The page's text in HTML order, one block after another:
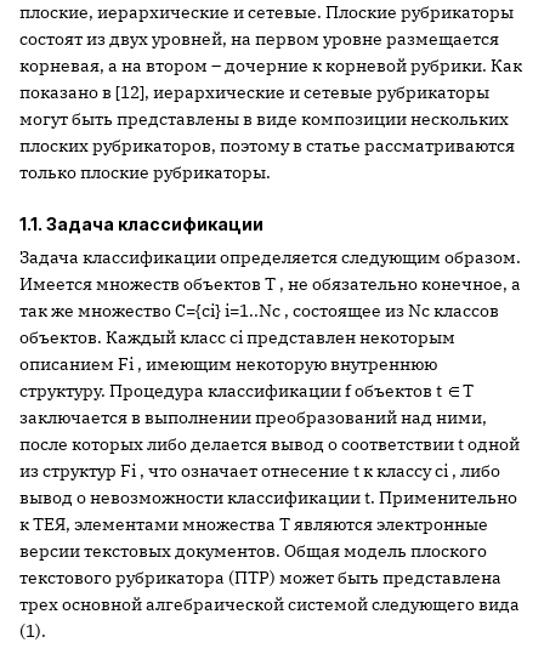
плоские, иерархические и сетевые. Плоские рубрикаторы
состоят из двух уровней, на первом уровне размещается
корневая, а на втором – дочерние к корневой рубрики. Как
показано в [12], иерархические и сетевые рубрикаторы
могут быть представлены в виде композиции нескольких
плоских рубрикаторов, поэтому в статье рассматриваются
только плоские рубрикаторы.
1.1. Задача классификации
Задача классификации определяется следующим образом.
Имеется множеств объектов T , не обязательно конечное, а
так же множество C={ci} i=1..Nc , состоящее из Nc классов
объектов. Каждый класс ci представлен некоторым
описанием Fi , имеющим некоторую внутреннюю
структуру. Процедура классификации f объектов t
T
заключается в выполнении преобразований над ними,
после которых либо делается вывод о соответствии t одной
из структур Fi , что означает отнесение t к классу ci , либо
вывод о невозможности классификации t. Применительно
к ТЕЯ, элементами множества T являются электронные
версии текстовых документов. Общая модель плоского
текстового рубрикатора (ПТР) может быть представлена
трех основной алгебраической системой следующего вида
(1).